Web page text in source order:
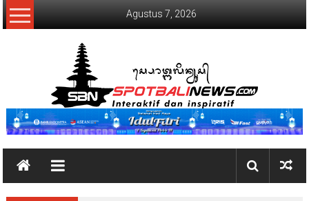
Lompat
ke
Agustus 7, 2026
SpotBaliNews